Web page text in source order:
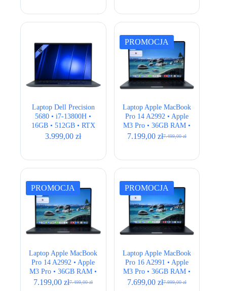
Laptop Dell Precision
5680 • i7-13800H •
16GB • 512GB • RTX
A1000 6GB • 16″ FHD+
3.999,00zł
PROMOCJA
Laptop Apple MacBook
Pro 14 A2992 • Apple
M3 Pro • 36GB RAM •
512GB SSD • 14,2″
7.499,00zł
Pierwotna
wynosiła:
7.499,00 zł.
7.199,00 zł
Aktualna
wynosi:
7.199,00 zł.
PROMOCJA
Laptop Apple MacBook
Pro 14 A2992 • Apple
M3 Pro • 36GB RAM •
512GB SSD • 14,2″
7.499,00zł
Pierwotna
7.199,00zł
Aktualna
PROMOCJA
Laptop Apple MacBook
Pro 16 A2991 • Apple
M3 Pro • 36GB RAM •
512GB SSD • 16,2″
7.999,00zł
Pierwotna
7.699,00 zł
Aktualna